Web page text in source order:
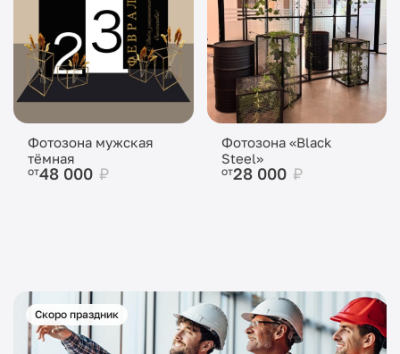
Фотозона мужская
тёмная
от48 000 ₽
Фотозона «Black
Steel»
от28 000 ₽
Скоро праздник